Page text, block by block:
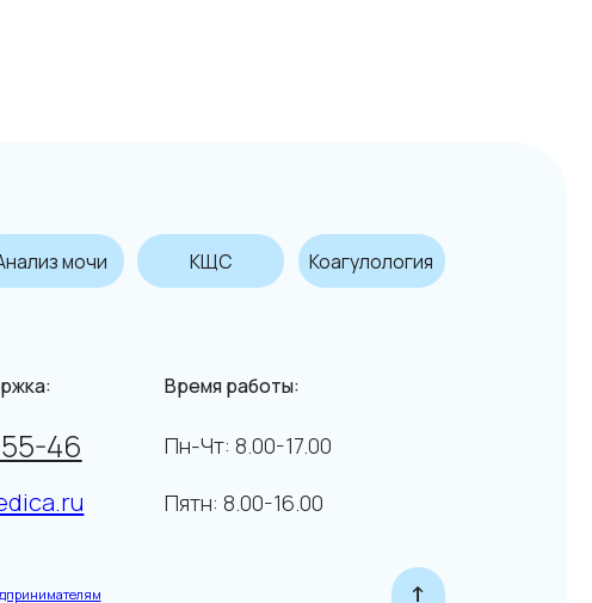
Пн-Чт: 8.00-17.00
Время работы: